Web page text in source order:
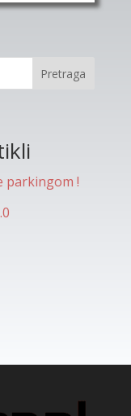
Pretraga
parkingom !